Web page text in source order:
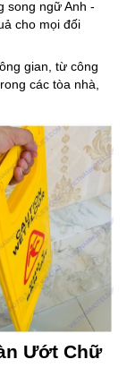
song ngữ Anh -
cho mọi đối
gian, từ công
các tòa nhà,
Ướt Chữ